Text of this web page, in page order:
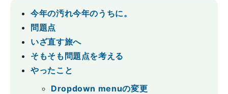
今年の汚れ今年のうちに。
問題点
いざ直す旅へ
そもそも問題点を考える
やったこと
Dropdown menuの変更